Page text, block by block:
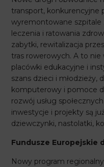
transport, konkurencyjne
wyremontowane
leczenia i ratowania
zabytki, rewitalizacja
tras rowerowych. A to
placówki edukacyjne i
szans dzieci i młodzieży,
komputerowy i pomoce
rozwój usług
inwestycje i projekty są
dziewczynki, nastolatki,
Fundusze Europejskie
Nowy program